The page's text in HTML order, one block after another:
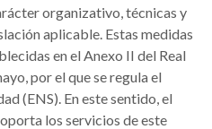
organizativo, técnicas y
aplicable. Estas medidas
en el Anexo II del Real
por el que se regula el
(ENS). En este sentido, el
los servicios de este